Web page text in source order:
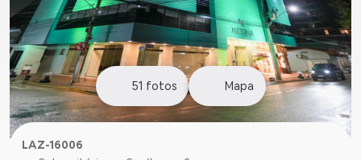
51 fotos Mapa
LAZ-16006